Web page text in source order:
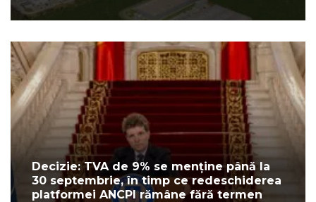
Decizie: TVA de 9% se menține până la
30 septembrie, în timp ce redeschiderea
platformei ANCPI rămâne fără termen